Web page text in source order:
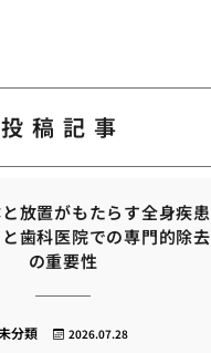
投稿記事
放置がもたらす全身疾患
歯科医院での専門的除去
の重要性
2026.07.28
分類